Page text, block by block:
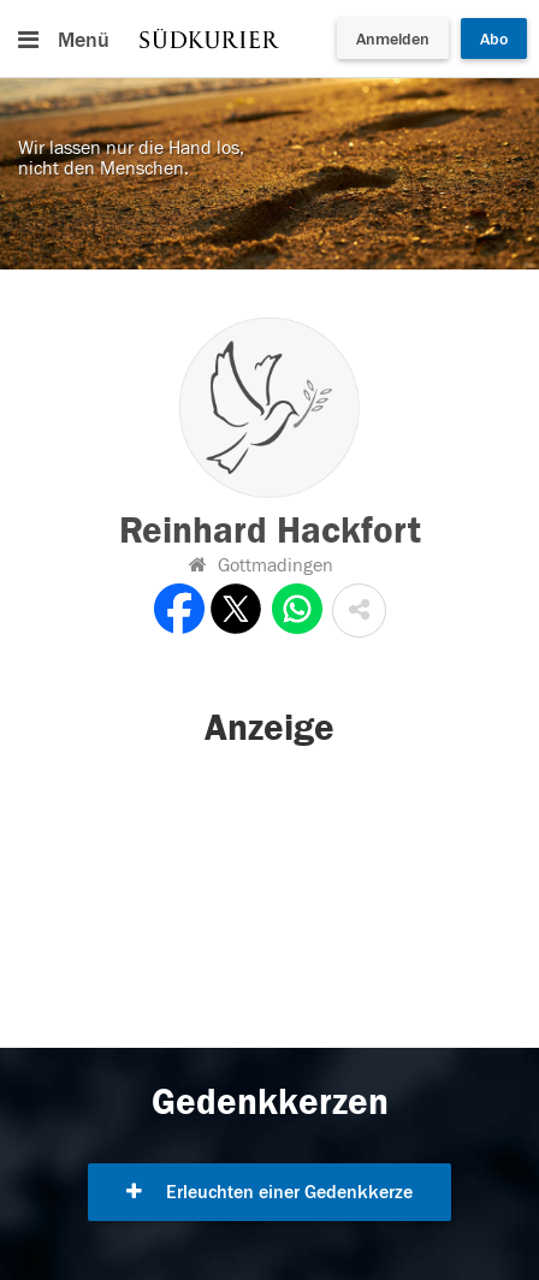
Menü Anmelden Abo
Wir lassen nur die Hand los,
nicht den Menschen.
Reinhard Hackfort
Gottmadingen
Anzeige
Gedenkkerzen
Erleuchten einer Gedenkkerze